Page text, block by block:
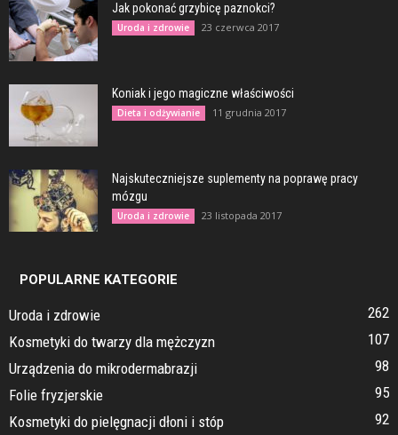
Jak pokonać grzybicę paznokci?
Uroda i zdrowie 23 czerwca 2017
Koniak i jego magiczne właściwości
Dieta i odżywianie 11 grudnia 2017
Najskuteczniejsze suplementy na poprawę pracy
mózgu
Uroda i zdrowie 23 listopada 2017
POPULARNE KATEGORIE
Uroda i zdrowie
262
Kosmetyki do twarzy dla mężczyzn
107
Urządzenia do mikrodermabrazji
98
Folie fryzjerskie
95
Kosmetyki do pielęgnacji dłoni i stóp
92